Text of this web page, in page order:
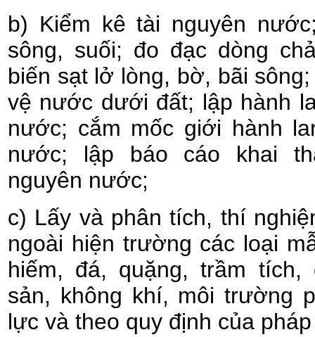
b) Kiểm kê tài nguyên
sông, suối; đo đạc dòng
biến sạt lở lòng, bờ, bãi
vệ nước dưới đất; lập hành
nước; cắm mốc giới hành
nước; lập báo cáo khai
nguyên nước;
c) Lấy và phân tích, thí
ngoài hiện trường các loại
hiếm, đá, quặng, trầm tích,
sản, không khí, môi trường
lực và theo quy định của